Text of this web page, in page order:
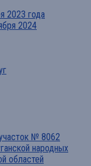
2023 года
2024
№ 8062
народных
областей